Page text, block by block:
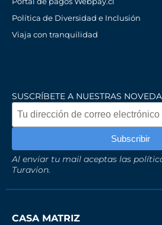
Política de Diversidad e Inclusión
Viaja con tranquilidad
SUSCRÍBETE A NUESTRAS
Al enviar tu mail aceptas las
Turavion.
CASA MATRIZ